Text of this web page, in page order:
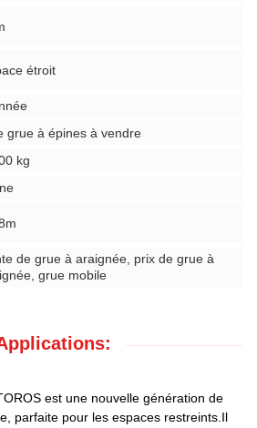
étroit
grue à épines à vendre
kg
de grue à araignée, prix de grue à
grue mobile
est une nouvelle génération de
parfaite pour les espaces restreints.Il